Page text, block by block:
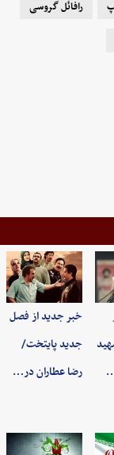
رافائل گروسی
خبر جدید از فصل
جدید پایتخت/
رضا عطاران در…